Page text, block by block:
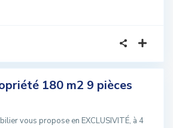
180 m2 9 pièces
vous propose en EXCLUSIVITÉ, à 4